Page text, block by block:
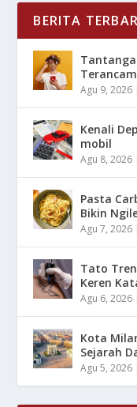
BERITA
Agu 9, 2026
Kenali
mobil
Agu 8, 2026
Pasta
Bikin
Agu 7, 2026
Tato
Keren
Agu 6, 2026
Kota
Sejarah
Agu 5, 2026